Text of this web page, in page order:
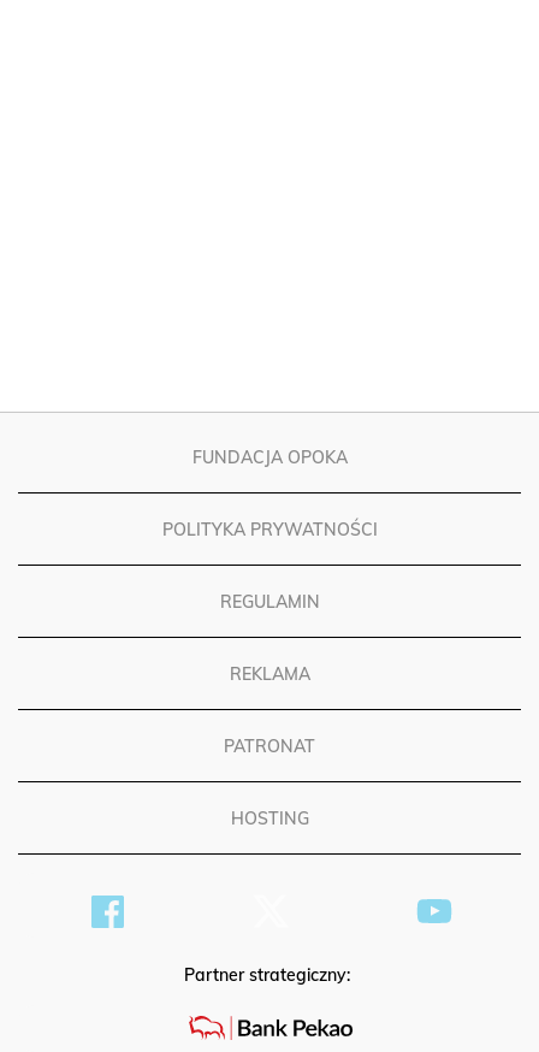
FUNDACJA OPOKA
POLITYKA PRYWATNOŚCI
REGULAMIN
REKLAMA
PATRONAT
HOSTING
Partner strategiczny: